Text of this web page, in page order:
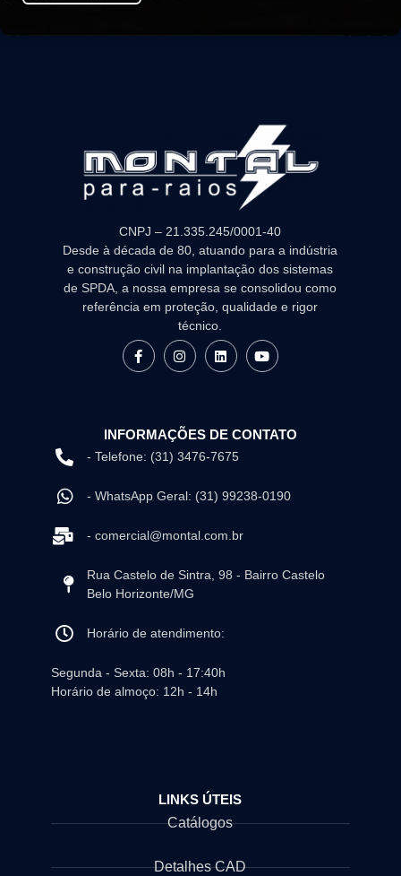
CNPJ – 21.335.245/0001-40
Desde à década de 80, atuando para a indústria
e construção civil na implantação dos sistemas
de SPDA, a nossa empresa se consolidou como
referência em proteção, qualidade e rigor
técnico.
INFORMAÇÕES DE CONTATO
- Telefone: (31) 3476-7675
- WhatsApp Geral: (31) 99238-0190
- comercial@montal.com.br
Rua Castelo de Sintra, 98 - Bairro Castelo
Belo Horizonte/MG
Horário de atendimento:
Segunda - Sexta: 08h - 17:40h
Horário de almoço: 12h - 14h
LINKS ÚTEIS
Catálogos
Detalhes CAD